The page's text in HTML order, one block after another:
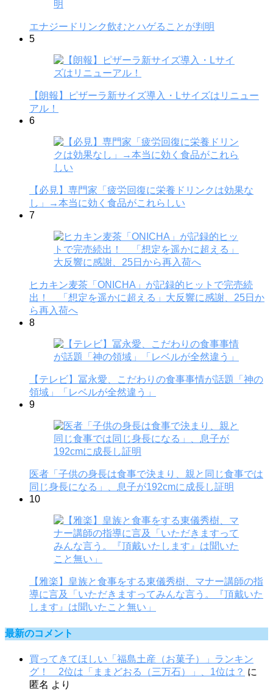
エナジードリンク飲むとハゲることが判明
5
【朗報】ピザーラ新サイズ導入・Lサイズはリニュー
アル！
6
【必見】専門家「疲労回復に栄養ドリンクは効果な
し」→本当に効く食品がこれらしい
7
ヒカキン麦茶「ONICHA」が記録的ヒットで完売続
出！ 「想定を遥かに超える」大反響に感謝、25日か
ら再入荷へ
8
【テレビ】冨永愛、こだわりの食事事情が話題「神の
領域」「レベルが全然違う」
9
医者「子供の身長は食事で決まり、親と同じ食事では
同じ身長になる」、息子が192cmに成長し証明
10
【雅楽】皇族と食事をする東儀秀樹、マナー講師の指
導に言及「いただきますってみんな言う。『頂戴いた
します』は聞いたこと無い」
最新のコメント
買ってきてほしい「福島土産（お菓子）」ランキン
グ！ 2位は「ままどおる（三万石）」、1位は？ に
匿名 より